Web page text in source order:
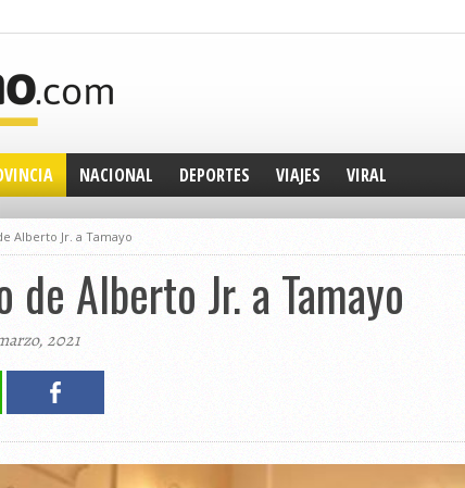
NACIONAL DEPORTES VIAJES VIRAL
Alberto Jr. a Tamayo
de Alberto Jr. a Tamayo
2021